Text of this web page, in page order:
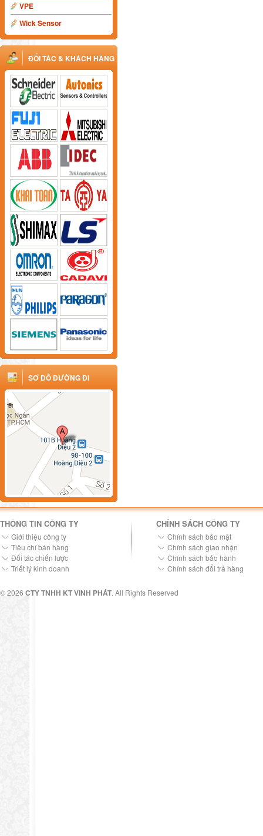
VPE
Wick Sensor
ĐỐI TÁC & KHÁCH HÀNG
SƠ ĐỒ ĐƯỜNG ĐI
THÔNG TIN CÔNG TY
Giới thiệu công ty
Tiêu chí bán hàng
Đối tác chiến lược
Triết lý kinh doanh
CHÍNH SÁCH CÔNG TY
Chính sách bảo mật
Chính sách giao nhận
Chính sách bảo hành
Chính sách đổi trả hàng
© 2026 CTY TNHH KT VINH PHÁT. All Rights Reserved